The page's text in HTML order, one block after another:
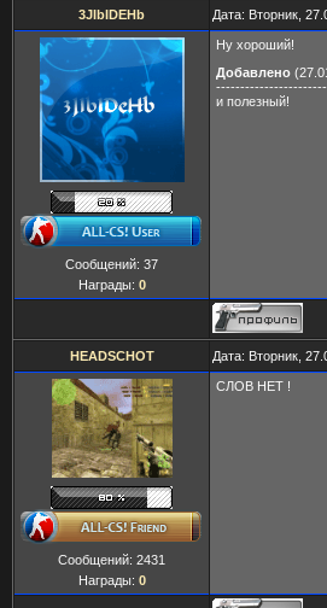
3JIbIDEHb Дата: Вторник,
Сообщений: 37
Награды: 0
Ну хороший!
Добавлено
и полезный!
HEADSCHOT Дата: Вторник,
Сообщений: 2431
Награды: 0
СЛОВ НЕТ !